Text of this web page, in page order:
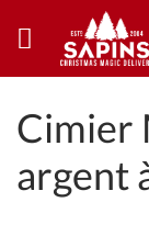
Cimier
argent